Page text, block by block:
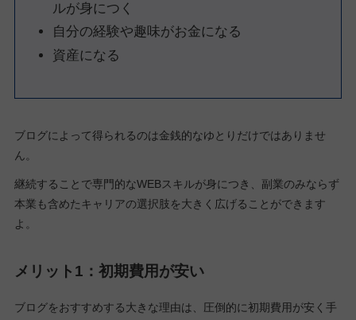
ルが身につく
自分の経験や趣味がお金になる
資産になる
ブログによって得られるのは金銭的なゆとりだけではありませ
ん。
継続することで専門的なWEBスキルが身につき、副業のみならず
本業も含めたキャリアの選択肢を大きく広げることができます
よ。
メリット1：初期費用が安い
ブログをおすすめする大きな理由は、圧倒的に初期費用が安く手